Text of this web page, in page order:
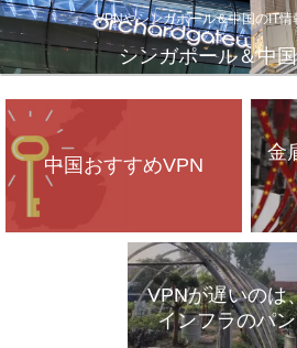
VPNやシンガポール＆中国のIT情
シンガポール＆中
中国おすすめVPN
金
VPNが遅いのは
インフラのパ